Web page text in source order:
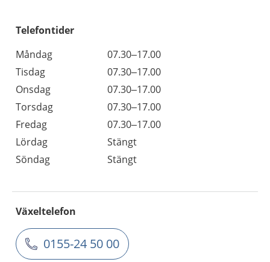
Telefontider
Måndag
07.30–17.00
Tisdag
07.30–17.00
Onsdag
07.30–17.00
Torsdag
07.30–17.00
Fredag
07.30–17.00
Lördag
Stängt
Söndag
Stängt
Växeltelefon
0155-24 50 00